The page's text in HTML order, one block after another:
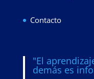
Contacto
"El
demás es